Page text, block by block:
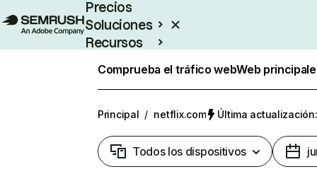
Precios
Soluciones
Recursos
Comprueba el tráfico webWeb
Principal / netflix.com Última
Todos los dispositivos